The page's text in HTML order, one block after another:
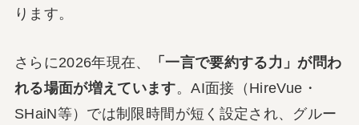
ります。
さらに2026年現在、
「一言で要約する力」が問わ
れる場面が増えています。AI面接（HireVue・
SHaiN等）では制限時間が短く設定され、グルー